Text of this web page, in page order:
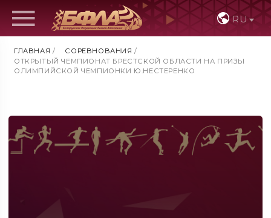
RU
ГЛАВНАЯ / СОРЕВНОВАНИЯ /
ОТКРЫТЫЙ ЧЕМПИОНАТ БРЕСТСКОЙ ОБЛАСТИ НА ПРИЗЫ
ОЛИМПИЙСКОЙ ЧЕМПИОНКИ Ю.НЕСТЕРЕНКО